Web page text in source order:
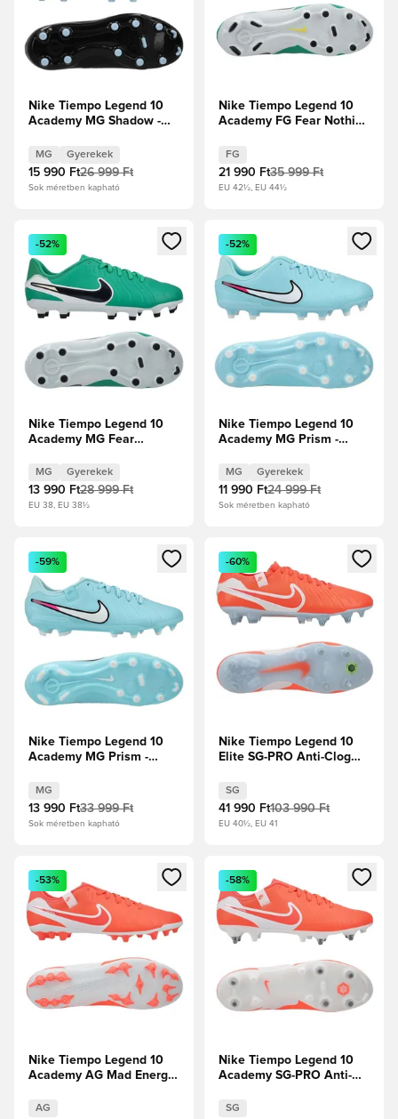
Nike Tiempo Legend 10
Academy MG Shadow -
MG Gyerekek
15 990 Ft26 999 Ft
Sok méretben kapható
Nike Tiempo Legend 10
Academy FG Fear Nothing
obszidián
FG
21 990 Ft35 999 Ft
EU 42½, EU 44½
Megnyit egy modált a bejelentkezéshez vagy a tagként
-52%
Nike Tiempo Legend 10
Academy MG Fear
Stadionzöld/Sötét
obszidián Gyerek
MG Gyerekek
13 990 Ft28 999 Ft
EU 38, EU 38½
Megnyit egy modált a
-52%
Nike Tiempo Legend 10
Academy MG Prism -
MG Gyerekek
11 990 Ft24 999 Ft
Sok méretben kapható
Megnyit egy modált a bejelentkezéshez vagy a tagként
-59%
Nike Tiempo Legend 10
Academy MG Prism -
MG
13 990 Ft33 999 Ft
Sok méretben kapható
Megnyit egy modált a
-60%
Nike Tiempo Legend 10
Elite SG-PRO Anti-Clog
Lava/Fehér
SG
41 990 Ft103 990 Ft
EU 40½, EU 41
Megnyit egy modált a bejelentkezéshez vagy a tagként
-53%
Nike Tiempo Legend 10
Academy AG Mad Energy
AG
Megnyit egy modált a
-58%
Nike Tiempo Legend 10
Academy SG-PRO Anti-
Lava/Fehér
SG